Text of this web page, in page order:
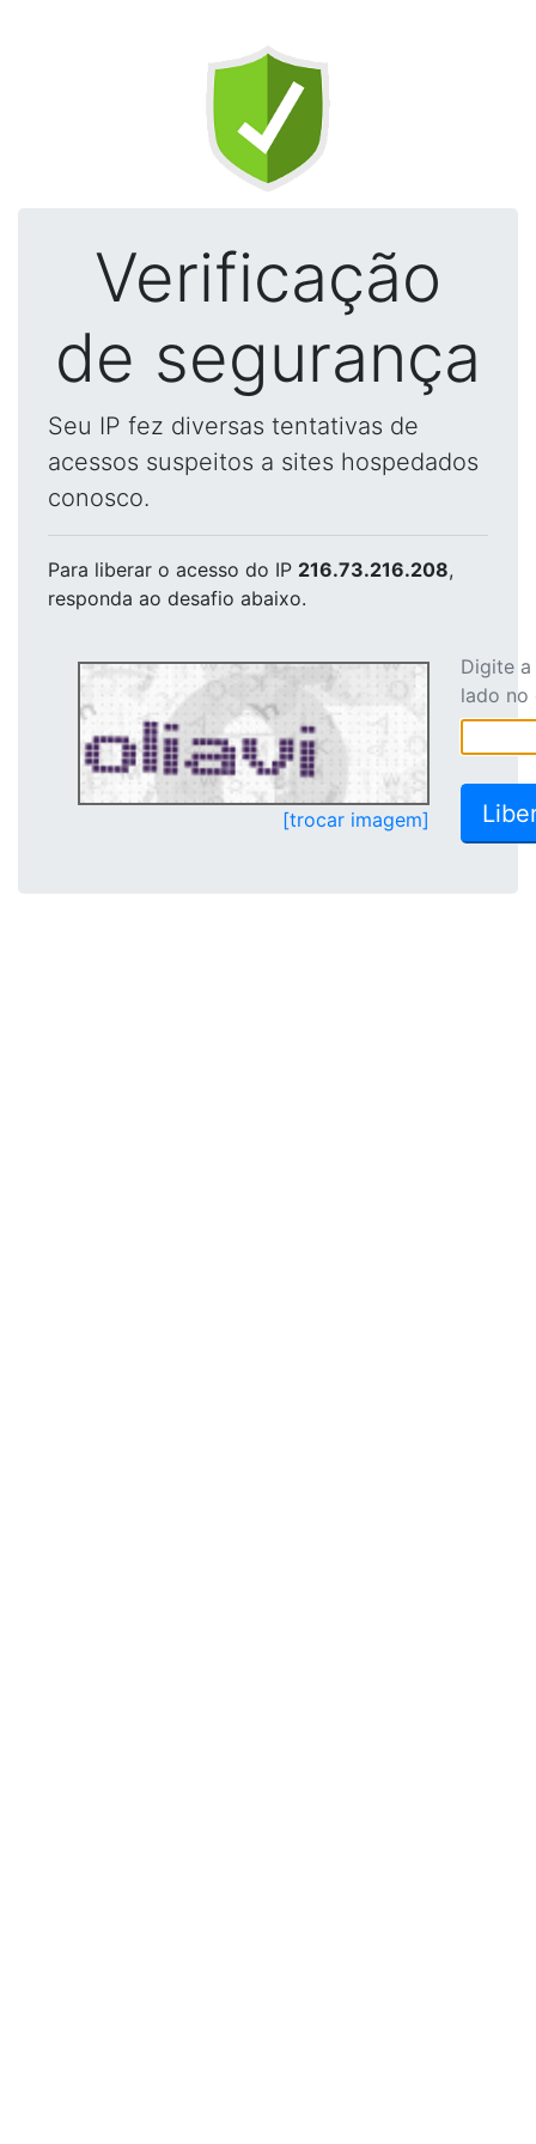
Verificação
de segurança
Seu IP fez diversas tentativas de
acessos suspeitos a sites hospedados
conosco.
Para liberar o acesso do IP 216.73.216.208,
responda ao desafio abaixo.
[trocar imagem]
Digite
lado no